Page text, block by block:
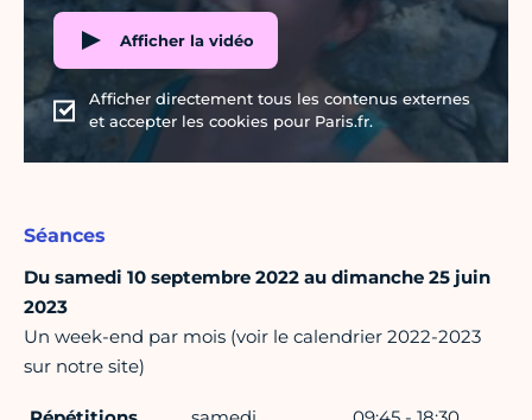
Afficher la vidéo
Afficher directement tous les contenus externes
et accepter les cookies pour Paris.fr.
Séances
Du samedi 10 septembre 2022 au dimanche 25 juin
2023
Un week-end par mois (voir le calendrier 2022-2023
sur notre site)